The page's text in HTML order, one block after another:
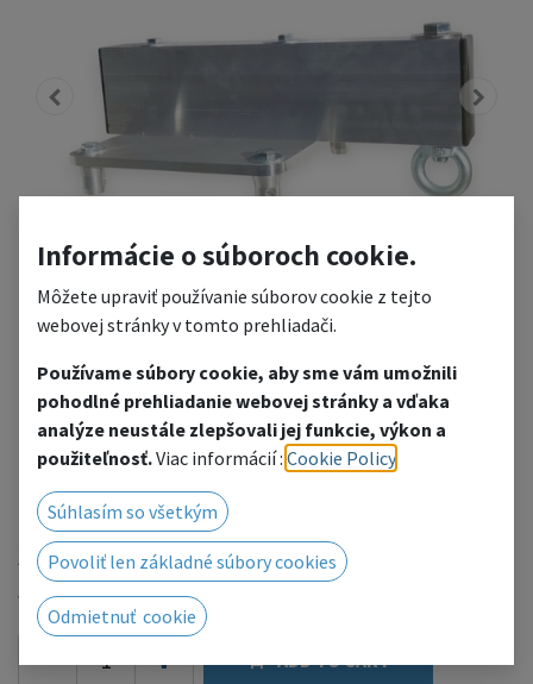
HK TS TOP section
(aluminium monunted)
Top with an eye on the roof
387.45€
with VAT
ADD TO CART
Informácie o súboroch cookie.
Môžete upraviť používanie súborov cookie z tejto
webovej stránky v tomto prehliadači.
Používame súbory cookie, aby sme vám umožnili
pohodlné prehliadanie webovej stránky a vďaka
analýze neustále zlepšovali jej funkcie, výkon a
použiteľnosť.Viac informácií : Cookie Policy
Súhlasím so všetkým
Povoliť len základné súbory cookies
Odmietnuť cookie